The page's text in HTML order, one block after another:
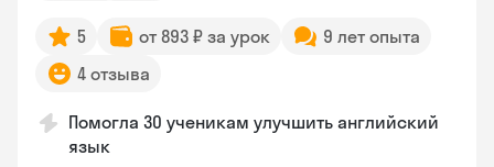
5 от 893 ₽ за урок
9 лет опыта
4 отзыва
Помогла 30 ученикам улучшить английский
язык